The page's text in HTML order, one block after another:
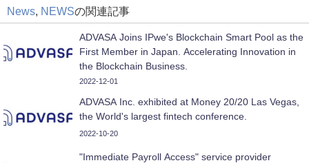
News, NEWSの関連記事
ADVASA Joins IPwe's Blockchain Smart Pool as the
First Member in Japan. Accelerating Innovation in
the Blockchain Business.
2022-12-01
ADVASA Inc. exhibited at Money 20/20 Las Vegas,
the World's largest fintech conference.
2022-10-20
"Immediate Payroll Access" service provider